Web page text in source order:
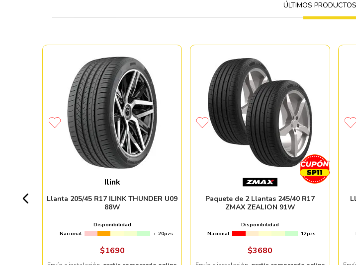
ÚLTIMOS
Ilink
Llanta 205/45 R17 ILINK THUNDER U09
88W
Disponibilidad
Nacional
+ 20pzs
$1690
Paquete de 2 Llantas 245/40 R17
ZMAX ZEALION 91W
Disponibilidad
Nacional
12pzs
$3680